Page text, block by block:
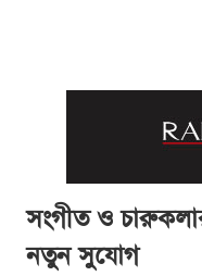
সংগীত ও
নতুন সুযোগ